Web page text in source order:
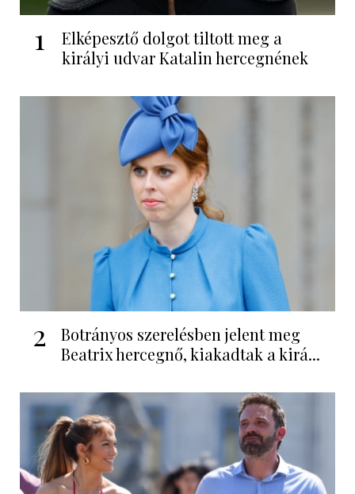
1
Elképesztő dolgot tiltott meg a
királyi udvar Katalin hercegnének
2
Botrányos szerelésben jelent meg
Beatrix hercegnő, kiakadtak a kirá...